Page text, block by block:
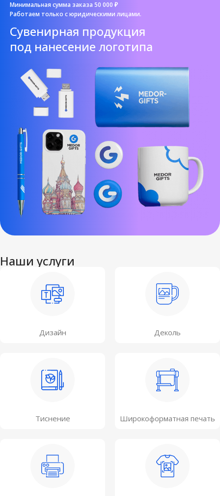
Минимальная сумма заказа 50 000 ₽
Работаем только с юридическими лицами.
Cувенирная продукция
под нанесение логотипа
Наши услуги
Дизайн Деколь
Тиснение Широкоформатная печать